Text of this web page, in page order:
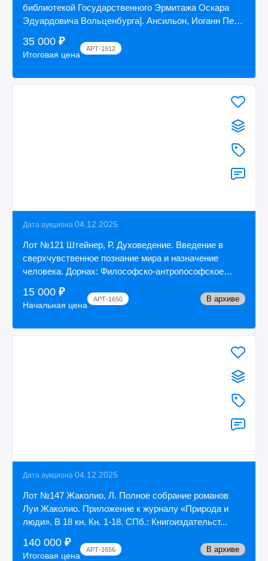
библиотекой Государственного Эрмитажа Оскара
Эдуардовича Вольценбурга]. Ансильон, Иоганн Петр
35 000 ₽
Итоговая цена
АРТ-1912
Дата аукциона 04.12.2025
Лот №121 Штейнер, Р. Духоведение. Введение в
сверхчувственное познание мира и назначение
человека. Дорнах: Философско-антропософское
15 000 ₽
Начальная цена
АРТ-1650 В архиве
Дата аукциона 04.12.2025
Лот №147 Жаколио, Л. Полное собрание романов
Луи Жаколио. Приложение к журналу «Природа и
люди». В 18 кн. Кн. 1-18. СПб.: Книгоиздательст...
140 000 ₽
Итоговая цена
АРТ-1656 В архиве